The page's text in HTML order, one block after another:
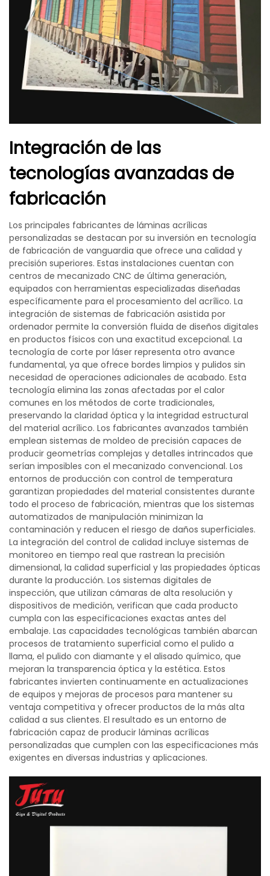
Integración de las
tecnologías avanzadas de
fabricación
Los principales fabricantes de láminas acrílicas
personalizadas se destacan por su inversión en tecnología
de fabricación de vanguardia que ofrece una calidad y
precisión superiores. Estas instalaciones cuentan con
centros de mecanizado CNC de última generación,
equipados con herramientas especializadas diseñadas
específicamente para el procesamiento del acrílico. La
integración de sistemas de fabricación asistida por
ordenador permite la conversión fluida de diseños digitales
en productos físicos con una exactitud excepcional. La
tecnología de corte por láser representa otro avance
fundamental, ya que ofrece bordes limpios y pulidos sin
necesidad de operaciones adicionales de acabado. Esta
tecnología elimina las zonas afectadas por el calor
comunes en los métodos de corte tradicionales,
preservando la claridad óptica y la integridad estructural
del material acrílico. Los fabricantes avanzados también
emplean sistemas de moldeo de precisión capaces de
producir geometrías complejas y detalles intrincados que
serían imposibles con el mecanizado convencional. Los
entornos de producción con control de temperatura
garantizan propiedades del material consistentes durante
todo el proceso de fabricación, mientras que los sistemas
automatizados de manipulación minimizan la
contaminación y reducen el riesgo de daños superficiales.
La integración del control de calidad incluye sistemas de
monitoreo en tiempo real que rastrean la precisión
dimensional, la calidad superficial y las propiedades ópticas
durante la producción. Los sistemas digitales de
inspección, que utilizan cámaras de alta resolución y
dispositivos de medición, verifican que cada producto
cumpla con las especificaciones exactas antes del
embalaje. Las capacidades tecnológicas también abarcan
procesos de tratamiento superficial como el pulido a
llama, el pulido con diamante y el alisado químico, que
mejoran la transparencia óptica y la estética. Estos
fabricantes invierten continuamente en actualizaciones
de equipos y mejoras de procesos para mantener su
ventaja competitiva y ofrecer productos de la más alta
calidad a sus clientes. El resultado es un entorno de
fabricación capaz de producir láminas acrílicas
personalizadas que cumplen con las especificaciones más
exigentes en diversas industrias y aplicaciones.